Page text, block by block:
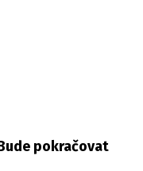
pokračovat